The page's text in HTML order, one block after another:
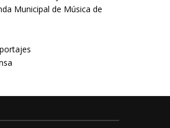
Municipal de Música de